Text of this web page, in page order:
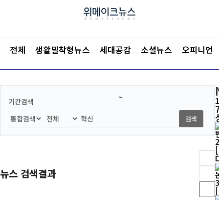
전체 생활밀착형뉴스 세대공감 소셜뉴스 오피니언
기간검색 ~
검색
뉴스 검색결과
1
2
3